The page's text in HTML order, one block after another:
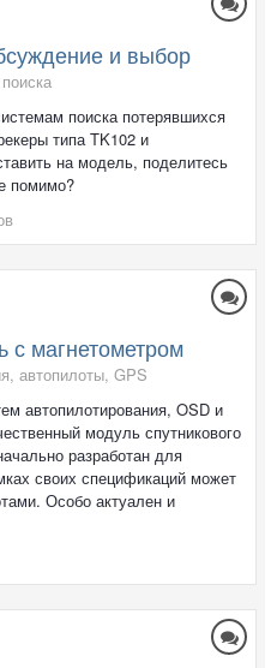
и выбор
поиска потерявшихся
типа TK102 и
на модель, поделитесь
помимо?
магнетометром
автопилоты, GPS
автопилотирования, OSD и
модуль спутникового
разработан для
своих спецификаций может
Особо актуален и